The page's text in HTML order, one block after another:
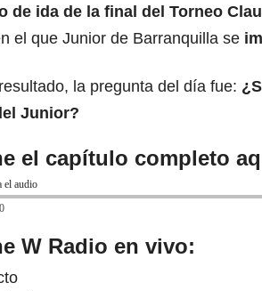
de ida de la final del Torneo
el que Junior de Barranquilla se
la pregunta del día fue:
Junior?
el capítulo completo
el audio
W Radio en vivo: